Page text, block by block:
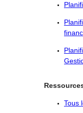
Tous